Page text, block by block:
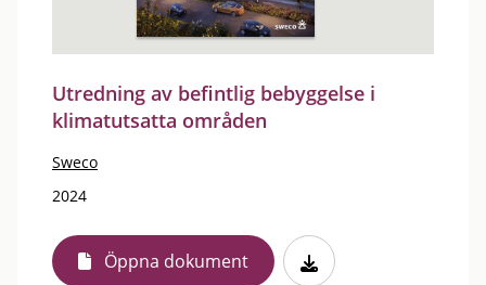
Utredning av befintlig bebyggelse i
klimatutsatta områden
Sweco
2024
Öppna dokument